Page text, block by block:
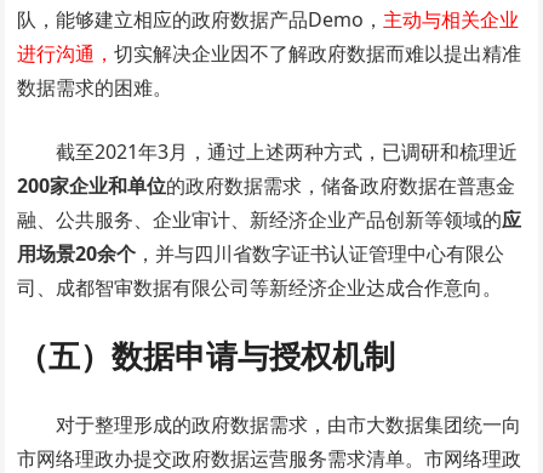
队，能够建立相应的政府数据产品Demo， 主动与相关企业
进行沟通，切实解决企业因不了解政府数据而难以提出精准
数据需求的困难。
截至2021年3月，通过上述两种方式，已调研和梳理近
200家企业和单位的政府数据需求，储备政府数据在普惠金
融、公共服务、企业审计、新经济企业产品创新等领域的应
用场景20余个 ，并与四川省数字证书认证管理中心有限公
司、成都智审数据有限公司等新经济企业达成合作意向。
（五）数据申请与授权机制
对于整理形成的政府数据需求，由市大数据集团统一向
市网络理政办提交政府数据运营服务需求清单。市网络理政